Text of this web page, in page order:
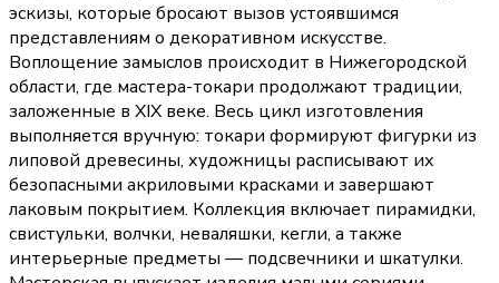
эскизы, которые бросают вызов устоявшимся
представлениям о декоративном искусстве.
Воплощение замыслов происходит в Нижегородской
области, где мастера-токари продолжают традиции,
заложенные в XIX веке. Весь цикл изготовления
выполняется вручную: токари формируют фигурки из
липовой древесины, художницы расписывают их
безопасными акриловыми красками и завершают
лаковым покрытием. Коллекция включает пирамидки,
свистульки, волчки, неваляшки, кегли, а также
интерьерные предметы — подсвечники и шкатулки.